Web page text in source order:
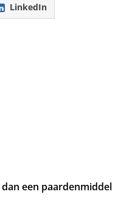
LinkedIn
een paardenmiddel